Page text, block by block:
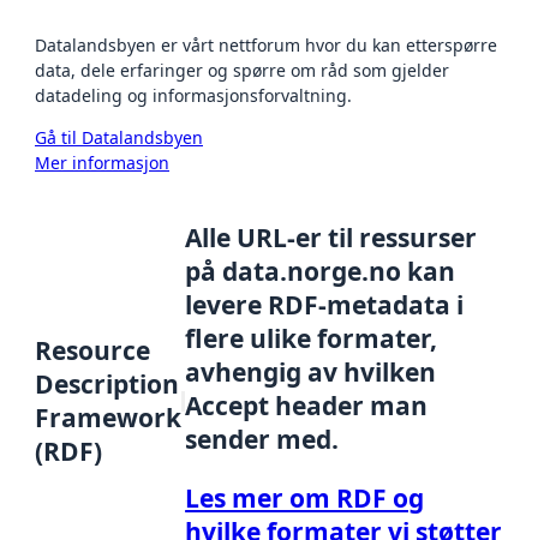
Datalandsbyen er vårt nettforum hvor du kan etterspørre
data, dele erfaringer og spørre om råd som gjelder
datadeling og informasjonsforvaltning.
Gå til Datalandsbyen
Mer informasjon
Resource
Description
Framework
(RDF)
Alle URL-er til ressurser
på data.norge.no kan
levere RDF-metadata i
flere ulike formater,
avhengig av hvilken
Accept header man
sender med.
Les mer om RDF og
hvilke formater vi støtter